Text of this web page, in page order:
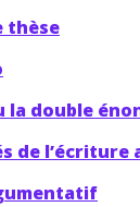
thèse
la double
de